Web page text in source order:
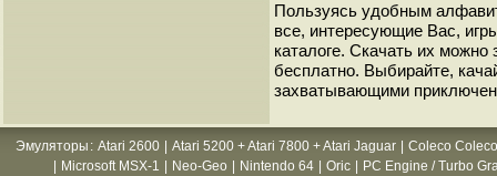
Пользуясь удобным
все, интересующие Вас,
каталоге. Скачать их
бесплатно. Выбирайте,
захватывающими
Эмуляторы : Atari 2600 Atari 5200 + Atari 7800 + Atari Jaguar
Coleco
Microsoft MSX-1 Neo-Geo Nintendo 64 Oric
PC Engine / Turbo